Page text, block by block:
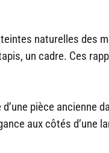
naturelles des
un cadre. Ces
pièce ancienne
aux côtés d’une